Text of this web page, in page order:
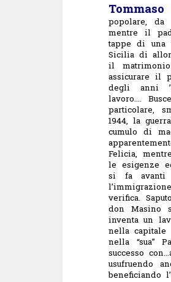
popolare,
mentre il
tappe di una
Sicilia di
il
assicurare il
degli anni
lavoro….
particolare,
1944, la
cumulo di
Felicia,
le esigenze
si fa avanti
verifica.
don Masino
inventa un
nella capitale
nella “sua”
successo
usufruendo
beneficiando